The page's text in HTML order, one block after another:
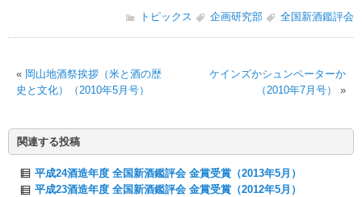
トピックス 企画研究部 全国新酒鑑評会
« 岡山地酒祭挨拶（米と酒の歴
史と文化）（2010年5月号）
ケインズかシュンペーターか
（2010年7月号）
»
関連する投稿
平成24酒造年度 全国新酒鑑評会 金賞受賞（2013年5月）
平成23酒造年度 全国新酒鑑評会 金賞受賞（2012年5月）